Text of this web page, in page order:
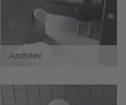
Architec